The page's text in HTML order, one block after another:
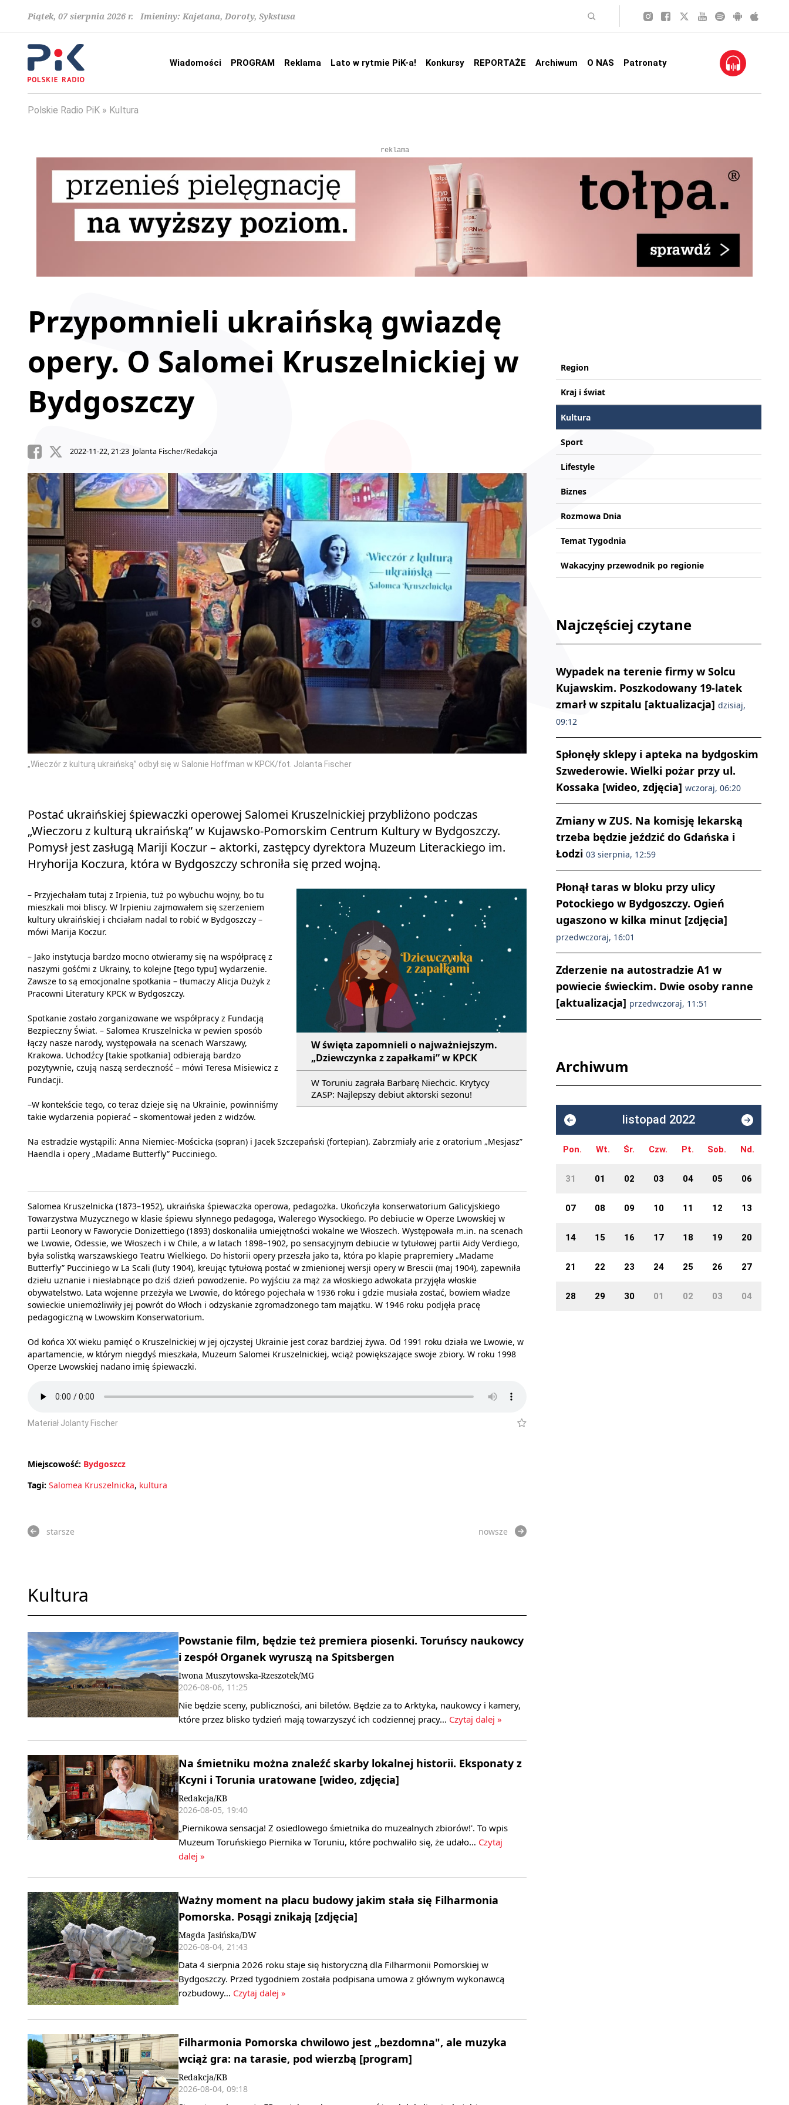
Piątek, 07 sierpnia 2026 r. Imieniny: Kajetana, Doroty, Sykstusa
Wiadomości PROGRAM Reklama Lato w rytmie PiK-a! Konkursy REPORTAŻE Archiwum O NAS Patronaty
Polskie Radio PiK Kultura
reklama
Przypomnieli ukraińską gwiazdę
opery. O Salomei Kruszelnickiej w
Bydgoszczy
2022-11-22, 21:23 Jolanta Fischer/Redakcja
„Wieczór z kulturą ukraińską” odbył się w Salonie Hoffman w KPCK/fot. Jolanta Fischer „Wieczór z kulturą ukraińską” odbył się w Salonie Hoffman w KPCK/
Postać ukraińskiej śpiewaczki operowej Salomei Kruszelnickiej przybliżono podczas
„Wieczoru z kulturą ukraińską” w Kujawsko-Pomorskim Centrum Kultury w Bydgoszczy.
Pomysł jest zasługą Mariji Koczur – aktorki, zastępcy dyrektora Muzeum Literackiego im.
Hryhorija Koczura, która w Bydgoszczy schroniła się przed wojną.
W święta zapomnieli o najważniejszym.
„Dziewczynka z zapałkami” w KPCK
W Toruniu zagrała Barbarę Niechcic. Krytycy
ZASP: Najlepszy debiut aktorski sezonu!
– Przyjechałam tutaj z Irpienia, tuż po wybuchu wojny, bo tu
mieszkali moi bliscy. W Irpieniu zajmowałem się szerzeniem
kultury ukraińskiej i chciałam nadal to robić w Bydgoszczy –
mówi Marija Koczur.
– Jako instytucja bardzo mocno otwieramy się na współpracę z
naszymi gośćmi z Ukrainy, to kolejne [tego typu] wydarzenie.
Zawsze to są emocjonalne spotkania – tłumaczy Alicja Dużyk z
Pracowni Literatury KPCK w Bydgoszczy.
Spotkanie zostało zorganizowane we współpracy z Fundacją
Bezpieczny Świat. – Salomea Kruszelnicka w pewien sposób
łączy nasze narody, występowała na scenach Warszawy,
Krakowa. Uchodźcy [takie spotkania] odbierają bardzo
pozytywnie, czują naszą serdeczność – mówi Teresa Misiewicz z
Fundacji.
–W kontekście tego, co teraz dzieje się na Ukrainie, powinniśmy
takie wydarzenia popierać – skomentował jeden z widzów.
Na estradzie wystąpili: Anna Niemiec-Mościcka (sopran) i Jacek Szczepański (fortepian). Zabrzmiały arie z oratorium „Mesjasz”
Haendla i opery „Madame Butterfly” Pucciniego.
Salomea Kruszelnicka (1873–1952), ukraińska śpiewaczka operowa, pedagożka. Ukończyła konserwatorium Galicyjskiego
Towarzystwa Muzycznego w klasie śpiewu słynnego pedagoga, Walerego Wysockiego. Po debiucie w Operze Lwowskiej w
partii Leonory w Faworycie Donizettiego (1893) doskonaliła umiejętności wokalne we Włoszech. Występowała m.in. na scenach
we Lwowie, Odessie, we Włoszech i w Chile, a w latach 1898–1902, po sensacyjnym debiucie w tytułowej partii Aidy Verdiego,
była solistką warszawskiego Teatru Wielkiego. Do historii opery przeszła jako ta, która po klapie prapremiery „Madame
Butterfly” Pucciniego w La Scali (luty 1904), kreując tytułową postać w zmienionej wersji opery w Brescii (maj 1904), zapewniła
dziełu uznanie i niesłabnące po dziś dzień powodzenie. Po wyjściu za mąż za włoskiego adwokata przyjęła włoskie
obywatelstwo. Lata wojenne przeżyła we Lwowie, do którego pojechała w 1936 roku i gdzie musiała zostać, bowiem władze
sowieckie uniemożliwiły jej powrót do Włoch i odzyskanie zgromadzonego tam majątku. W 1946 roku podjęła pracę
pedagogiczną w Lwowskim Konserwatorium.
Od końca XX wieku pamięć o Kruszelnickiej w jej ojczystej Ukrainie jest coraz bardziej żywa. Od 1991 roku działa we Lwowie, w
apartamencie, w którym niegdyś mieszkała, Muzeum Salomei Kruszelnickiej, wciąż powiększające swoje zbiory. W roku 1998
Operze Lwowskiej nadano imię śpiewaczki.
Materiał Jolanty Fischer
Miejscowość: Bydgoszcz
Tagi: Salomea Kruszelnicka, kultura
starsze nowsze
Kultura
Powstanie film, będzie też premiera piosenki. Toruńscy naukowcy
i zespół Organek wyruszą na Spitsbergen
Iwona Muszytowska-Rzeszotek/MG
2026-08-06, 11:25
Nie będzie sceny, publiczności, ani biletów. Będzie za to Arktyka, naukowcy i kamery,
które przez blisko tydzień mają towarzyszyć ich codziennej pracy… Czytaj dalej »
Na śmietniku można znaleźć skarby lokalnej historii. Eksponaty z
Kcyni i Torunia uratowane [wideo, zdjęcia]
Redakcja/KB
2026-08-05, 19:40
„Piernikowa sensacja! Z osiedlowego śmietnika do muzealnych zbiorów!'. To wpis
Muzeum Toruńskiego Piernika w Toruniu, które pochwaliło się, że udało… Czytaj
dalej »
Ważny moment na placu budowy jakim stała się Filharmonia
Pomorska. Posągi znikają [zdjęcia]
Magda Jasińska/DW
2026-08-04, 21:43
Data 4 sierpnia 2026 roku staje się historyczną dla Filharmonii Pomorskiej w
Bydgoszczy. Przed tygodniem została podpisana umowa z głównym wykonawcą
rozbudowy… Czytaj dalej »
Filharmonia Pomorska chwilowo jest „bezdomna", ale muzyka
wciąż gra: na tarasie, pod wierzbą [program]
Redakcja/KB
2026-08-04, 09:18
Region
Kraj i świat
Kultura
Sport
Lifestyle
Biznes
Rozmowa Dnia
Temat Tygodnia
Wakacyjny przewodnik po regionie
Najczęściej czytane
Wypadek na terenie firmy w Solcu
Kujawskim. Poszkodowany 19-latek
zmarł w szpitalu [aktualizacja] dzisiaj,
09:12
Spłonęły sklepy i apteka na bydgoskim
Szwederowie. Wielki pożar przy ul.
Kossaka [wideo, zdjęcia] wczoraj, 06:20
Zmiany w ZUS. Na komisję lekarską
trzeba będzie jeździć do Gdańska i
Łodzi 03 sierpnia, 12:59
Płonął taras w bloku przy ulicy
Potockiego w Bydgoszczy. Ogień
ugaszono w kilka minut [zdjęcia]
przedwczoraj, 16:01
Zderzenie na autostradzie A1 w
powiecie świeckim. Dwie osoby ranne
[aktualizacja] przedwczoraj, 11:51
Archiwum
listopad 2022
Pon. Wt. Śr. Czw. Pt. Sob. Nd.
31 01 02 03 04 05 06
07 08 09 10 11 12 13
14 15 16 17 18 19 20
21 22 23 24 25 26 27
28 29 30 01 02 03 04